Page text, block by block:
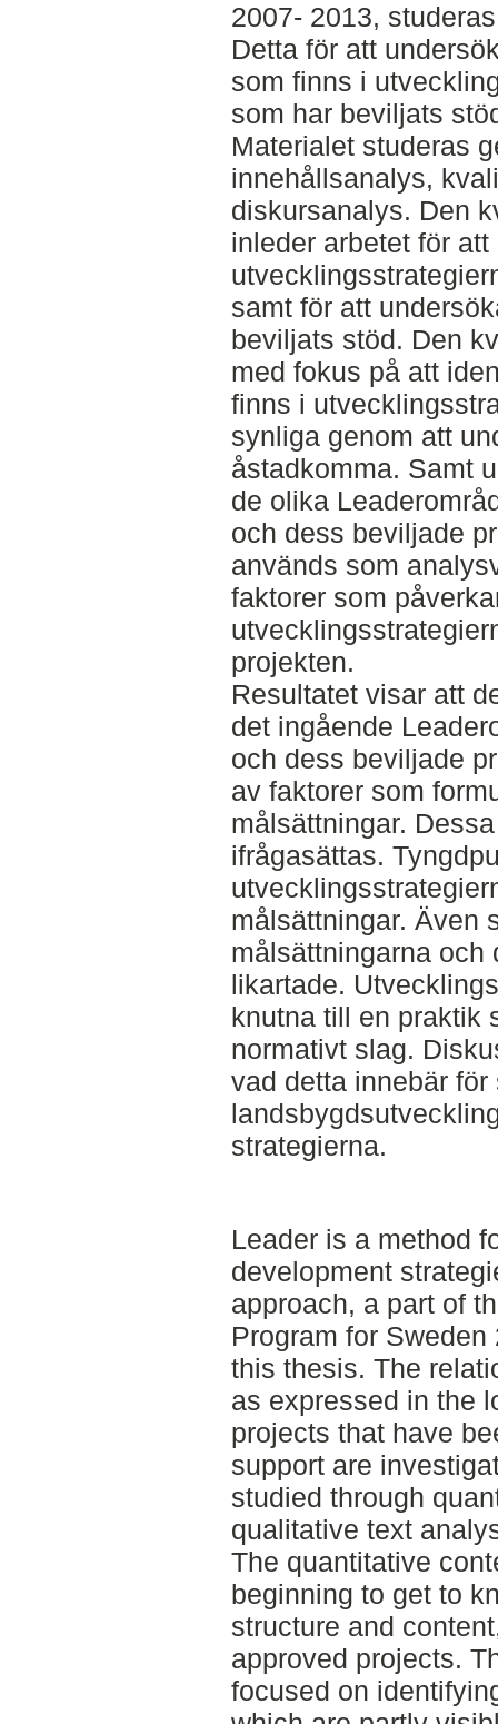
2007- 2013,
Detta för att
som finns i
som har beviljats
Materialet studeras
innehållsanalys,
diskursanalys. Den
inleder arbetet för
samt för att
beviljats stöd. Den
med fokus på att
finns i
synliga genom att
åstadkomma. Samt
de olika
och dess beviljade
används som
faktorer som
projekten.
Resultatet visar att
det ingående
och dess beviljade
av faktorer som
målsättningar.
ifrågasättas.
målsättningar. Även
målsättningarna och
likartade.
knutna till en praktik
normativt slag.
vad detta innebär för
strategierna.
Leader is a method
development
approach, a part of
Program for
this thesis. The
as expressed in the
projects that have
support are
studied through
qualitative text
The quantitative
beginning to get to
structure and
approved projects.
focused on